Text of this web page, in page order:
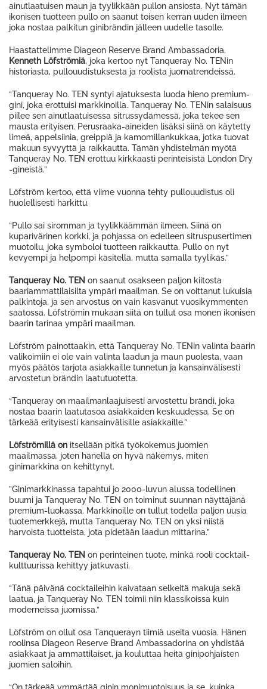
ainutlaatuisen maun ja tyylikkään pullon ansiosta. Nyt tämän
ikonisen tuotteen pullo on saanut toisen kerran uuden ilmeen
joka nostaa palkitun ginibrändin jälleen uudelle tasolle.
Haastattelimme Diageon Reserve Brand Ambassadoria,
Kenneth Löfströmiä, joka kertoo nyt Tanqueray No. TENin
historiasta, pullouudistuksesta ja roolista juomatrendeissä.
“Tanqueray No. TEN syntyi ajatuksesta luoda hieno premium-
gini, joka erottuisi markkinoilla. Tanqueray No. TENin salaisuus
piilee sen ainutlaatuisessa sitrussydämessä, joka tekee sen
mausta erityisen. Perusraaka-aineiden lisäksi siinä on käytetty
limeä, appelsiinia, greippiä ja kamomillankukkaa, jotka tuovat
makuun syvyyttä ja raikkautta. Tämän yhdistelmän myötä
Tanqueray No. TEN erottuu kirkkaasti perinteisistä London Dry
-gineistä.”
Löfström kertoo, että viime vuonna tehty pullouudistus oli
huolellisesti harkittu.
“Pullo sai siromman ja tyylikkäämmän ilmeen. Siinä on
kuparivärinen korkki, ja pohjassa on edelleen sitruspusertimen
muotoilu, joka symboloi tuotteen raikkautta. Pullo on nyt
kevyempi ja helpompi käsitellä, mutta samalla tyylikäs.”
Tanqueray No. TEN on saanut osakseen paljon kiitosta
baariammattilaisilta ympäri maailman. Se on voittanut lukuisia
palkintoja, ja sen arvostus on vain kasvanut vuosikymmenten
saatossa. Löfströmin mukaan siitä on tullut osa monen ikonisen
baarin tarinaa ympäri maailman.
Löfström painottaakin, että Tanqueray No. TENin valinta baarin
valikoimiin ei ole vain valinta laadun ja maun puolesta, vaan
myös päätös tarjota asiakkaille tunnetun ja kansainvälisesti
arvostetun brändin laatutuotetta.
“Tanqueray on maailmanlaajuisesti arvostettu brändi, joka
nostaa baarin laatutasoa asiakkaiden keskuudessa. Se on
tärkeää erityisesti kansainvälisille asiakkaille.”
Löfströmillä on itsellään pitkä työkokemus juomien
maailmassa, joten hänellä on hyvä näkemys, miten
ginimarkkina on kehittynyt.
”Ginimarkkinassa tapahtui jo 2000-luvun alussa todellinen
buumi ja Tanqueray No. TEN on toiminut suunnan näyttäjänä
premium-luokassa. Markkinoille on tullut todella paljon uusia
tuotemerkkejä, mutta Tanqueray No. TEN on yksi niistä
harvoista tuotteista, jota pidetään laadun mittarina.”
Tanqueray No. TEN on perinteinen tuote, minkä rooli cocktail-
kulttuurissa kehittyy jatkuvasti.
“Tänä päivänä cocktaileihin kaivataan selkeitä makuja sekä
laatua, ja Tanqueray No. TEN toimii niin klassikoissa kuin
moderneissa juomissa.”
Löfström on ollut osa Tanquerayn tiimiä useita vuosia. Hänen
roolinsa Diageon Reserve Brand Ambassadorina on yhdistää
asiakkaat ja ammattilaiset, ja kouluttaa heitä ginipohjaisten
juomien saloihin.